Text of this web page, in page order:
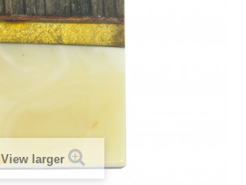
View larger